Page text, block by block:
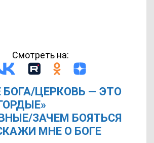
Смотреть на:
ЦЕРКОВЬ — ЭТО
ЗАЧЕМ БОЯТЬСЯ
МНЕ О БОГЕ